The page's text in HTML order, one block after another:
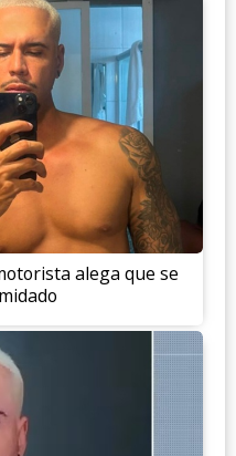
alega que se